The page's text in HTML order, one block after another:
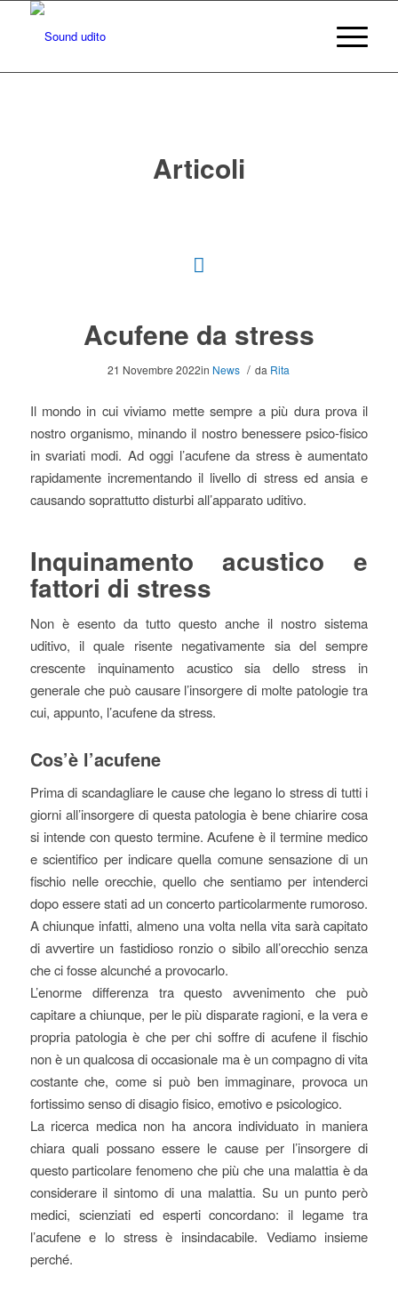
Articoli
Acufene da stress
21 Novembre 2022in News / da Rita
Il mondo in cui viviamo mette sempre a più dura prova il
nostro organismo, minando il nostro benessere psico-fisico
in svariati modi. Ad oggi l’acufene da stress è aumentato
rapidamente incrementando il livello di stress ed ansia e
causando soprattutto disturbi all’apparato uditivo.
Inquinamento acustico e
fattori di stress
Non è esento da tutto questo anche il nostro sistema
uditivo, il quale risente negativamente sia del sempre
crescente inquinamento acustico sia dello stress in
generale che può causare l’insorgere di molte patologie tra
cui, appunto, l’acufene da stress.
Cos’è l’acufene
Prima di scandagliare le cause che legano lo stress di tutti i
giorni all’insorgere di questa patologia è bene chiarire cosa
si intende con questo termine. Acufene è il termine medico
e scientifico per indicare quella comune sensazione di un
fischio nelle orecchie, quello che sentiamo per intenderci
dopo essere stati ad un concerto particolarmente rumoroso.
A chiunque infatti, almeno una volta nella vita sarà capitato
di avvertire un fastidioso ronzio o sibilo all’orecchio senza
che ci fosse alcunché a provocarlo.
L’enorme differenza tra questo avvenimento che può
capitare a chiunque, per le più disparate ragioni, e la vera e
propria patologia è che per chi soffre di acufene il fischio
non è un qualcosa di occasionale ma è un compagno di vita
costante che, come si può ben immaginare, provoca un
fortissimo senso di disagio fisico, emotivo e psicologico.
La ricerca medica non ha ancora individuato in maniera
chiara quali possano essere le cause per l’insorgere di
questo particolare fenomeno che più che una malattia è da
considerare il sintomo di una malattia. Su un punto però
medici, scienziati ed esperti concordano: il legame tra
l’acufene e lo stress è insindacabile. Vediamo insieme
perché.